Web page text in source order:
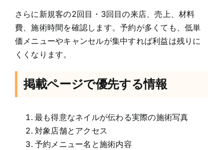
さらに新規客の2回目・3回目の来店、売上、材料
費、施術時間を確認します。予約が多くても、低単
価メニューやキャンセルが集中すれば利益は残りに
くくなります。
掲載ページで優先する情報
最も得意なネイルが伝わる実際の施術写真
対象店舗とアクセス
予約メニュー名と施術内容